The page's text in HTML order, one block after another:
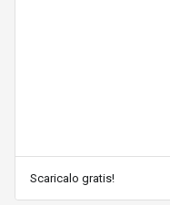
Scaricalo gratis!